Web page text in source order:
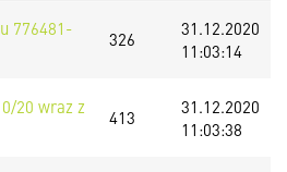
776481-
326
31.12.2020
11:03:14
20 wraz z
413
31.12.2020
11:03:38